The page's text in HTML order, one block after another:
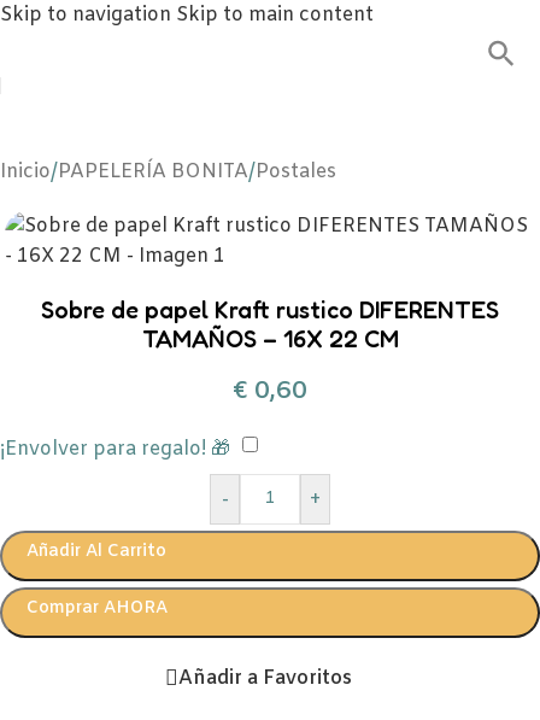
Skip to navigation Skip to main content
Inicio/PAPELERÍA BONITA/Postales
Sobre de papel Kraft rustico DIFERENTES
TAMAÑOS – 16X 22 CM
€ 0,60
¡Envolver para regalo! 🎁
-
+
Añadir Al Carrito
Comprar AHORA
Añadir a Favoritos